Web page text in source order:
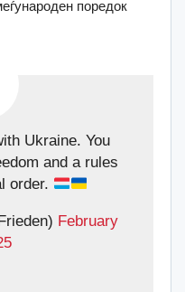
поредок
Ukraine. You
and a rules
order.
February